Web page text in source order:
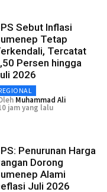
Sebut Inflasi
Tetap
Tercatat
Persen hingga
2026
Muhammad Ali
jam yang lalu
Penurunan Harga
Dorong
Alami
Juli 2026